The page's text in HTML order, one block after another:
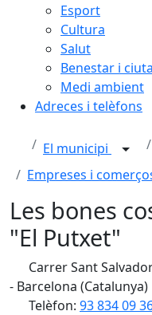
Esport
Cultura
Salut
Benestar i
Medi ambient
Adreces i telèfons
El municipi
Empreses i
Les bones
"El Putxet"
Carrer Sant
- Barcelona (Catalunya)
Telèfon: 93 834 09